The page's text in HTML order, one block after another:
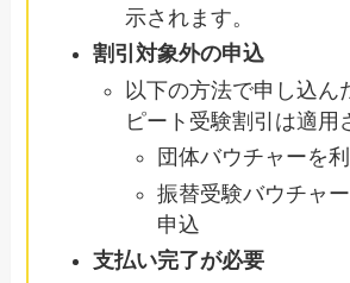
示されます。
割引対象外の申込
以下の方法で申し込ん
ピート受験割引は適用
団体バウチャーを
振替受験バウチャ
申込
支払い完了が必要